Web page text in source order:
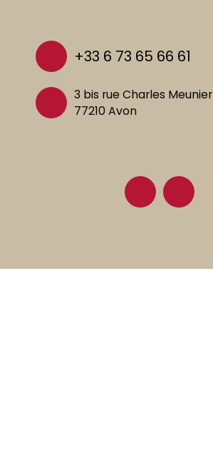
+33 6 73 65 66 61
3 bis rue Charles Meunier
77210 Avon